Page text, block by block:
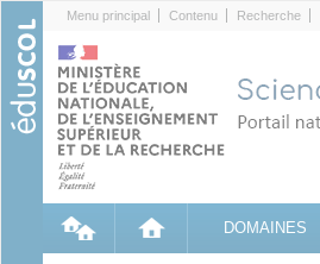
Menu principal Contenu Recherche
DOMAINES